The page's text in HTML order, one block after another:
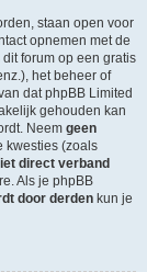
staan open voor
opnemen met de
dit forum op een gratis
het beheer of
dat phpBB Limited
gehouden kan
Neem geen
kwesties (zoals
direct verband
Als je phpBB
door derden kun je